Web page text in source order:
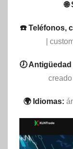
🌐
☎️ Teléfonos,
🕖
🌍 Idiomas: